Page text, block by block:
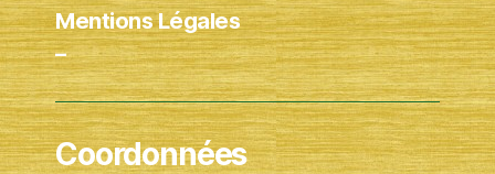
Mentions Légales
–
Coordonnées